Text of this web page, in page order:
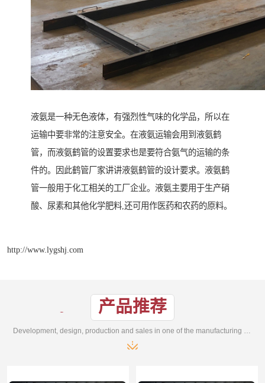
液氨是一种无色液体，有强烈性气味的化学品，所以在
运输中要非常的注意安全。在液氨运输会用到液氨鹤
管，而液氨鹤管的设置要求也是要符合氨气的运输的条
件的。因此鹤管厂家讲讲液氨鹤管的设计要求。液氨鹤
管一般用于化工相关的工厂企业。液氨主要用于生产硝
酸、尿素和其他化学肥料,还可用作医药和农药的原料。
http://www.lygshj.com
产品推荐
Development, design, production and sales in one of the manufacturing enterprises